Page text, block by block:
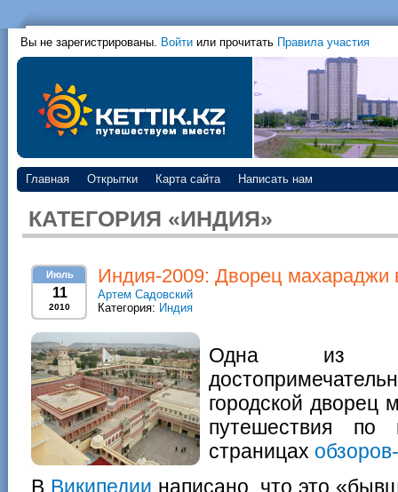
Вы не зарегистрированы. Войти или прочитать Правила участия
Главная Открытки Карта сайта Написать нам
КАТЕГОРИЯ «ИНДИЯ»
Июль
11
2010
Индия-2009: Дворец махараджи
Артем Садовский
Категория: Индия
Одна из
городской дворец
путешествия
страницах
В Википедии написано, что это